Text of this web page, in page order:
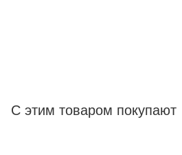
С этим товаром покупают